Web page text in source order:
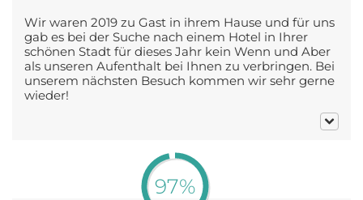
Wir waren 2019 zu Gast in ihrem Hause und für uns
gab es bei der Suche nach einem Hotel in Ihrer
schönen Stadt für dieses Jahr kein Wenn und Aber
als unseren Aufenthalt bei Ihnen zu verbringen. Bei
unserem nächsten Besuch kommen wir sehr gerne
wieder!
97%